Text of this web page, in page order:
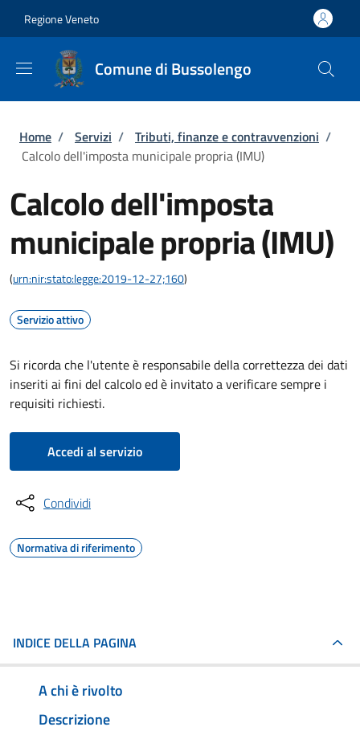
Regione Veneto
Comune di Bussolengo
Briciole di pane
Home / Servizi / Tributi, finanze e contravvenzioni /
Calcolo dell'imposta municipale propria (IMU)
Calcolo dell'imposta
municipale propria (IMU)
(urn:nir:stato:legge:2019-12-27;160)
Servizio attivo
Si ricorda che l'utente è responsabile della correttezza dei dati
inseriti ai fini del calcolo ed è invitato a verificare sempre i
requisiti richiesti.
Accedi al servizio
Condividi
Normativa di riferimento
INDICE DELLA PAGINA
A chi è rivolto
Descrizione